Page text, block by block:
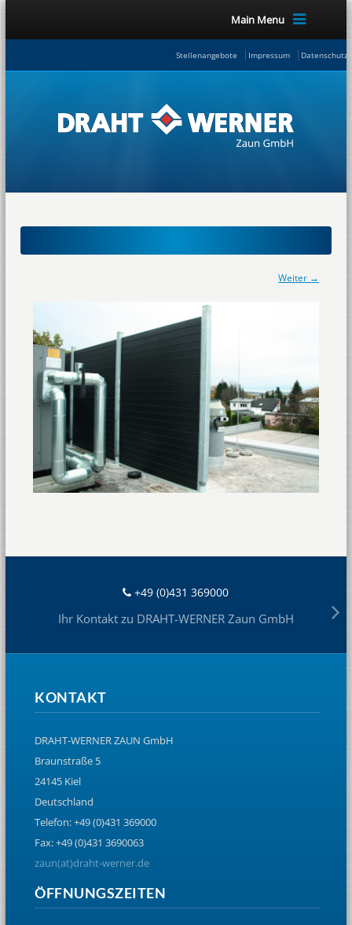
Main Menu
Stellenangebote Impressum
Weiter →
+49 (0)431 369000
Ihr Kontakt zu DRAHT-WERNER Zaun GmbH
KONTAKT
DRAHT-WERNER ZAUN GmbH
Braunstraße 5
24145 Kiel
Deutschland
Telefon: +49 (0)431 369000
Fax: +49 (0)431 3690063
zaun(at)draht-werner.de
ÖFFNUNGSZEITEN